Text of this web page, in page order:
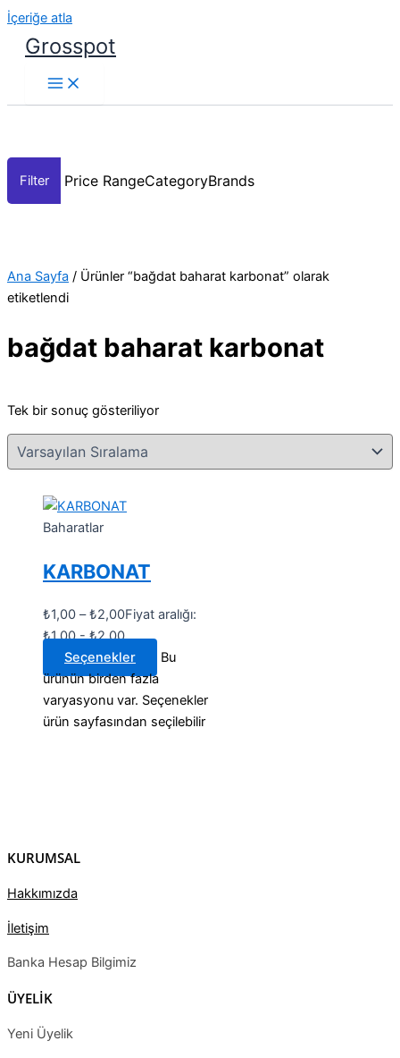
İçeriğe atla
Grosspot
Price RangeCategoryBrands
Ana Sayfa / Ürünler “bağdat baharat karbonat” olarak
etiketlendi
bağdat baharat karbonat
Tek bir sonuç gösteriliyor
Baharatlar
KARBONAT
₺1,00 –₺2,00Fiyat aralığı:
₺1,00 - ₺2,00
Seçenekler
Bu
ürünün birden fazla
varyasyonu var. Seçenekler
ürün sayfasından seçilebilir
KURUMSAL
Hakkımızda
İletişim
Banka Hesap Bilgimiz
ÜYELİK
Yeni Üyelik